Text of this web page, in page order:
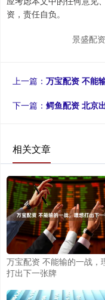
资，责任自负。
景盛配
上一篇： 万宝配资 不能
下一篇： 鳄鱼配资 北京
相关文章
万宝配资 不能输的一战，
打出下一张牌